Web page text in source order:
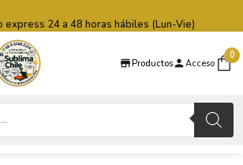
Productos Acceso
0
express 24 a 48 horas hábiles (Lun-Vie)